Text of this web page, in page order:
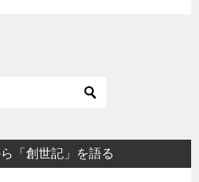
「創世記」を語る